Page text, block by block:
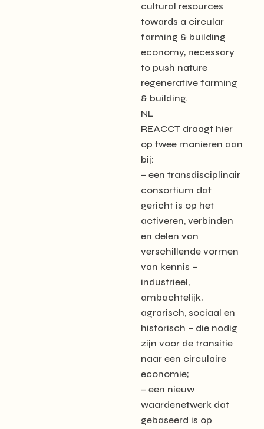
cultural resources
towards a circular
farming & building
economy, necessary
to push nature
regenerative farming
& building.
NL
REACCT draagt hier
op twee manieren aan
bij:
– een transdisciplinair
consortium dat
gericht is op het
activeren, verbinden
en delen van
verschillende vormen
van kennis –
industrieel,
ambachtelijk,
agrarisch, sociaal en
historisch – die nodig
zijn voor de transitie
naar een circulaire
economie;
– een nieuw
waardenetwerk dat
gebaseerd is op